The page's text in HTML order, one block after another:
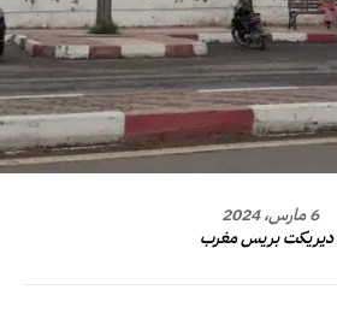
6 مارس، 2024
ديريكت بريس مغرب